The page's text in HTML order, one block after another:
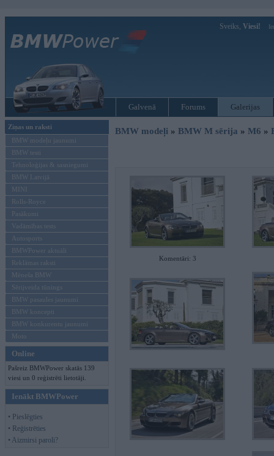
Sveiks, Viesi!
Galvenā Forums Galerijas
Ziņas un raksti
BMW modeļu jaunumi
BMW testi
Tehnoloģijas & sasniegumi
BMW Latvijā
MINI
Rolls-Royce
Pasākumi
Vadāmības tests
Autosports
BMWPower aktuāli
Reklāmas raksti
Mēneša BMW
Sērijveida tūnings
BMW pasaules jaunumi
BMW koncepti
BMW konkurentu jaunumi
Moto
Online
Pašreiz BMWPower skatās 139
viesi un 0 reģistrēti lietotāji.
Ienākt BMWPower
• Pieslēgties
• Reģistrēties
• Aizmirsi paroli?
BMW modeļi » BMW M sērija » M6 »
Komentāri: 3